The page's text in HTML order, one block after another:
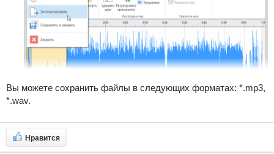
Вы можете сохранить файлы в следующих форматах: *.mp3,
*.wav.
Нравится